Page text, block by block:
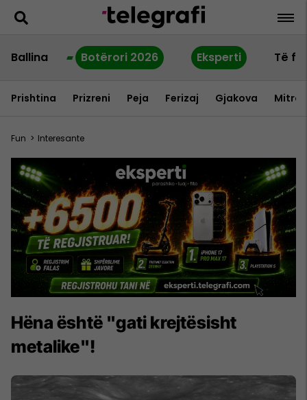
Ballina Botërori 2026 Eksperti Të
Prishtina Prizreni Peja Ferizaj Gjakova
Fun > Interesante
Hëna është "gati krejtësisht
metalike"!